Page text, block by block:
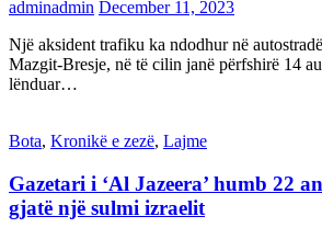
adminadmin December 11, 2023
Një aksident trafiku ka ndodhur në
Mazgit-Bresje, në të cilin janë përfshirë 14
lënduar…
Bota, Kronikë e zezë, Lajme
Gazetari i ‘Al Jazeera’ humb 22
gjatë një sulmi izraelit